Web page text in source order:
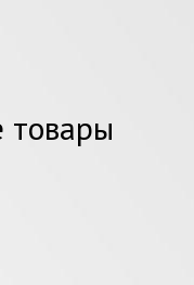
товары